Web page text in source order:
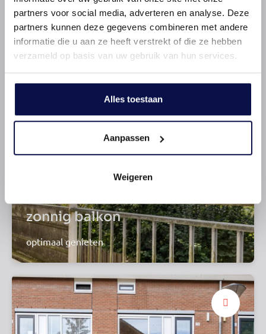
partners voor social media, adverteren en analyse. Deze
partners kunnen deze gegevens combineren met andere
informatie die u aan ze heeft verstrekt of die ze hebben
verzameld op basis van uw gebruik van hun services.
Alles toestaan
Aanpassen
Weigeren
2 slaapkamers
zonnig balkon
optimaal genieten